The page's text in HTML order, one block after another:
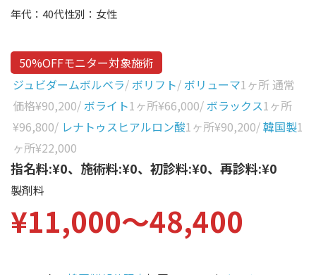
涙袋
眼窩縁（目の下）
ゴルゴライン
鼻
ほうれい線
鼻翼基部
頬
Gender
性別から探す
女性
男性
年代： 40代性別： 女性
50%OFFモニター対象施術
ジュビダームボルベラ/ ボリフト/ ボリューマ1ヶ所 通常
価格¥90,200/ ボライト1ヶ所¥66,000/ ボラックス1ヶ所
¥96,800/ レナトゥスヒアルロン酸1ヶ所¥90,200/韓国製1
ヶ所¥22,000
指名料:¥0、施術料:¥0、初診料:¥0、再診料:¥0
製剤料
¥11,000〜48,400